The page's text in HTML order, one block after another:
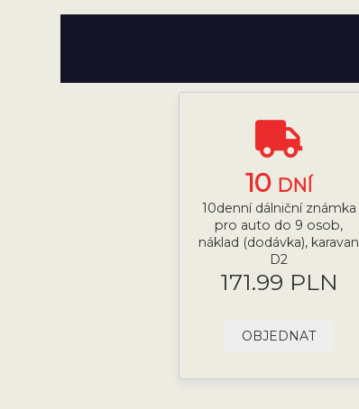
10 DNÍ
10denní dálniční známka
pro auto do 9 osob,
náklad (dodávka), karavan
D2
171.99 PLN
OBJEDNAT